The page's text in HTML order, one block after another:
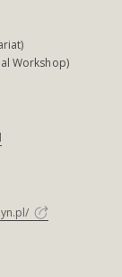
Workshop)